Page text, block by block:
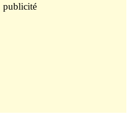
publicité